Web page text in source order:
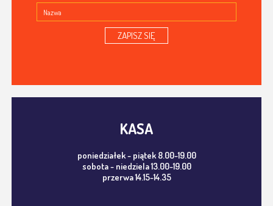
ZAPISZ SIĘ
KASA
poniedziałek - piątek 8.00-19.00
sobota - niedziela 13.00-19.00
przerwa 14.15-14.35